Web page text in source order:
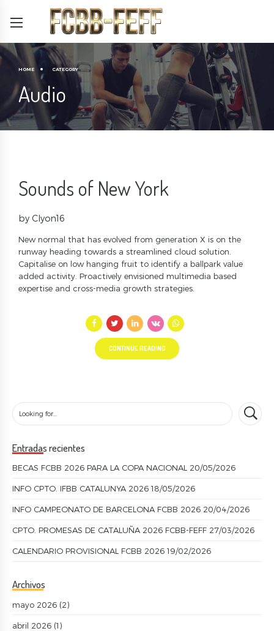
HOME CATEGORY
Audio
Sounds of New York
by Clyon16
New normal that has evolved from generation X is on the
runway heading towards a streamlined cloud solution.
Capitalise on low hanging fruit to identify a ballpark value
added activity. Proactively envisioned multimedia based
expertise and cross-media growth strategies.
CONTINUE READING
Entradas recientes
BECAS FCBB 2026 PARA LA COPA NACIONAL 20/05/2026
INFO CPTO. IFBB CATALUNYA 2026 18/05/2026
INFO CAMPEONATO DE BARCELONA FCBB 2026 20/04/2026
CPTO. PROMESAS DE CATALUÑA 2026 FCBB-FEFF 27/03/2026
CALENDARIO PROVISIONAL FCBB 2026 19/02/2026
Archivos
mayo 2026 (2)
abril 2026 (1)